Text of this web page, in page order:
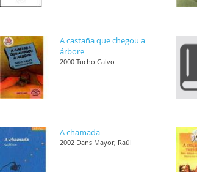
A castaña que chegou a
árbore
2000 Tucho Calvo
A chamada
2002 Dans Mayor, Raúl